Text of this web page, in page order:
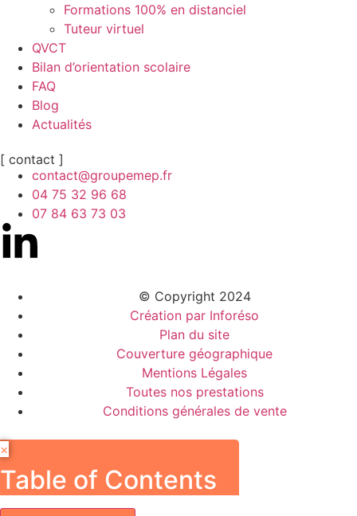
Formations 100% en distanciel
Tuteur virtuel
QVCT
Bilan d’orientation scolaire
FAQ
Blog
Actualités
[ contact ]
contact@groupemep.fr
04 75 32 96 68
07 84 63 73 03
© Copyright 2024
Création par Inforéso
Plan du site
Couverture géographique
Mentions Légales
Toutes nos prestations
Conditions générales de vente
×
Table of Contents